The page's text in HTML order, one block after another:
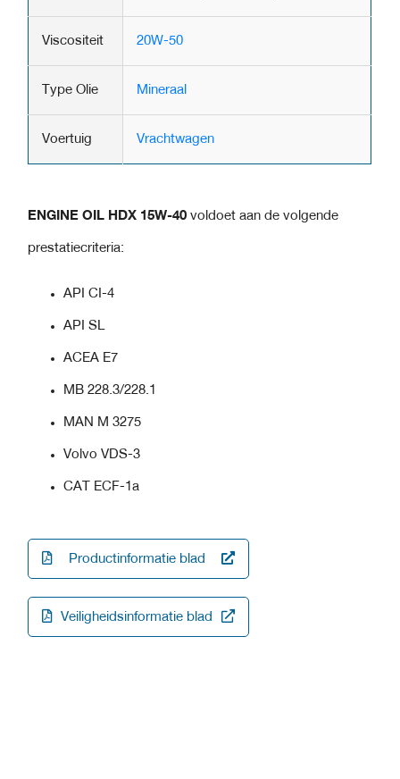
Viscositeit 20W-50
Type Olie Mineraal
Voertuig Vrachtwagen
ENGINE OIL HDX 15W-40voldoet aan de volgende
prestatiecriteria:
API CI-4
API SL
ACEA E7
MB 228.3/228.1
MAN M 3275
Volvo VDS-3
CAT ECF-1a
Productinformatie blad
Veiligheidsinformatie blad